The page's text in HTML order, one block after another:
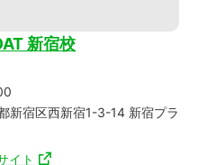
新宿校
新宿区西新宿1-3-14 新宿プラ
イト